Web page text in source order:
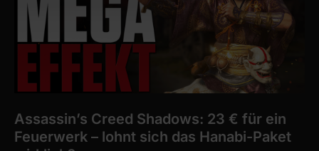
Assassin’s Creed Shadows: 23 € für ein
Feuerwerk – lohnt sich das Hanabi-Paket